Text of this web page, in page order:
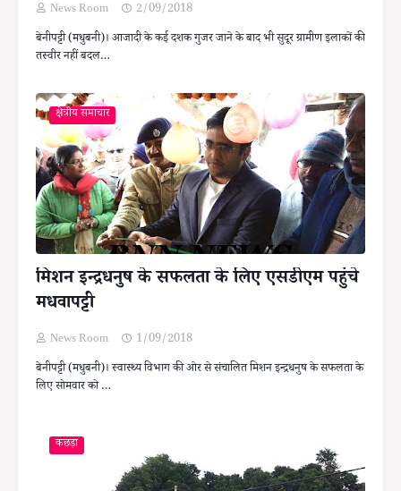
News Room
2/09/2018
बेनीपट्टी (मधुबनी)। आजादी के कई दशक गुजर जाने के बाद भी सुदूर ग्रामीण इलाकों की
तस्वीर नहीं बदल…
क्षेत्रीय समाचार
मिशन इन्द्रधनुष के सफलता के लिए एसडीएम पहुंचे
मधवापट्टी
News Room
1/09/2018
बेनीपट्टी (मधुबनी)। स्वास्थ्य विभाग की ओर से संचालित मिशन इन्द्रधनुष के सफलता के
लिए सोमवार को …
कछड़ा